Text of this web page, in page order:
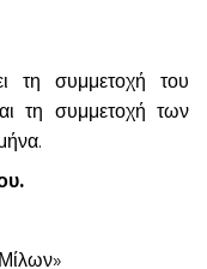
τη συμμετοχή του
τη συμμετοχή των